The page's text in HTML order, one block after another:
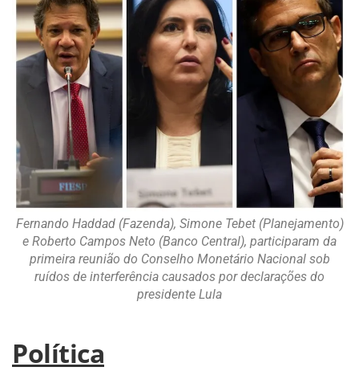
Fernando Haddad (Fazenda), Simone Tebet (Planejamento)
e Roberto Campos Neto (Banco Central), participaram da
primeira reunião do Conselho Monetário Nacional sob
ruídos de interferência causados por declarações do
presidente Lula
Política